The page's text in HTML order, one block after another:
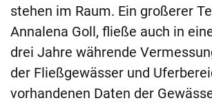
stehen im Raum. Ein großerer
Annalena Goll, fließe auch in
drei Jahre währende
der Fließgewässer und
vorhandenen Daten der